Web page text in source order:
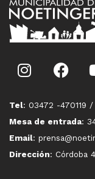
Tel: 03472 -470119
Mesa de entrada:
Email:
Dirección: Córdoba